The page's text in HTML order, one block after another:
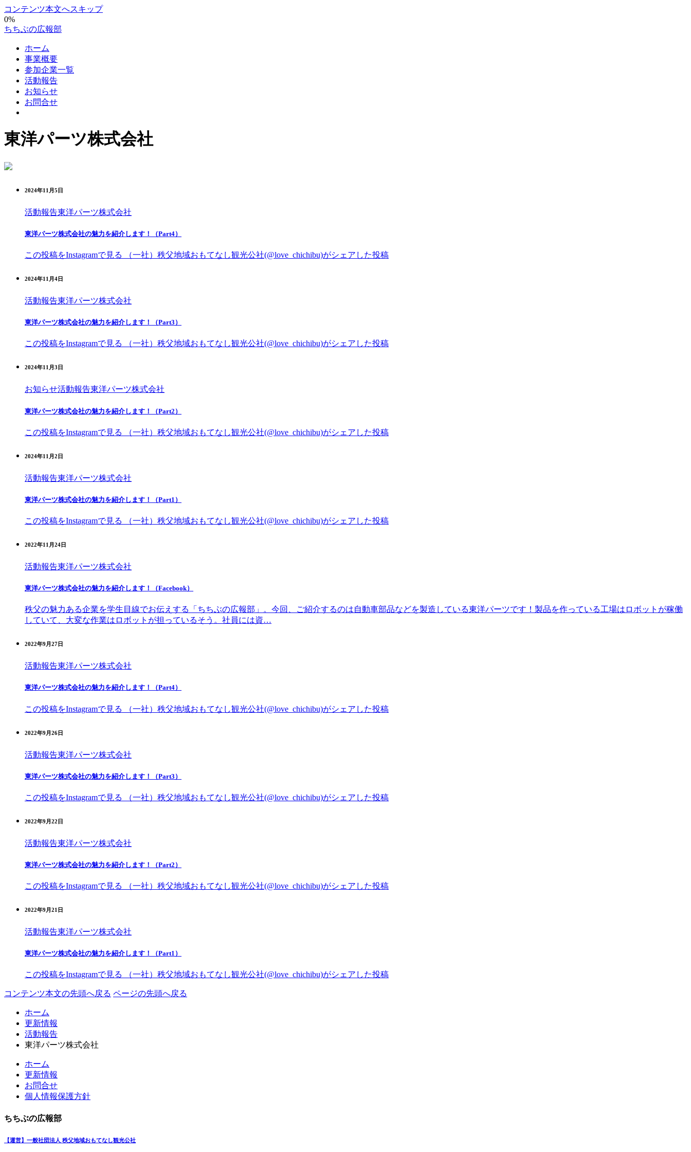
コンテンツ本文へスキップ
0%
ちちぶの広報部
ホーム
事業概要
参加企業一覧
活動報告
お知らせ
お問合せ
東洋パーツ株式会社
2024年11月5日
活動報告東洋パーツ株式会社
東洋パーツ株式会社の魅力を紹介します！（Part4）
この投稿をInstagramで見る （一社）秩父地域おもてなし観光公社(@love_chichibu)がシェアした投稿
2024年11月4日
活動報告東洋パーツ株式会社
東洋パーツ株式会社の魅力を紹介します！（Part3）
この投稿をInstagramで見る （一社）秩父地域おもてなし観光公社(@love_chichibu)がシェアした投稿
2024年11月3日
お知らせ活動報告東洋パーツ株式会社
東洋パーツ株式会社の魅力を紹介します！（Part2）
この投稿をInstagramで見る （一社）秩父地域おもてなし観光公社(@love_chichibu)がシェアした投稿
2024年11月2日
活動報告東洋パーツ株式会社
東洋パーツ株式会社の魅力を紹介します！（Part1）
この投稿をInstagramで見る （一社）秩父地域おもてなし観光公社(@love_chichibu)がシェアした投稿
2022年11月24日
活動報告東洋パーツ株式会社
東洋パーツ株式会社の魅力を紹介します！（Facebook）
秩父の魅力ある企業を学生目線でお伝えする「ちちぶの広報部」。今回、ご紹介するのは自動車部品などを製造している東洋パーツです！製品を作っている工場はロボットが稼働
していて、大変な作業はロボットが担っているそう。社員には資…
2022年9月27日
活動報告東洋パーツ株式会社
東洋パーツ株式会社の魅力を紹介します！（Part4）
この投稿をInstagramで見る （一社）秩父地域おもてなし観光公社(@love_chichibu)がシェアした投稿
2022年9月26日
活動報告東洋パーツ株式会社
東洋パーツ株式会社の魅力を紹介します！（Part3）
この投稿をInstagramで見る （一社）秩父地域おもてなし観光公社(@love_chichibu)がシェアした投稿
2022年9月22日
活動報告東洋パーツ株式会社
東洋パーツ株式会社の魅力を紹介します！（Part2）
この投稿をInstagramで見る （一社）秩父地域おもてなし観光公社(@love_chichibu)がシェアした投稿
2022年9月21日
活動報告東洋パーツ株式会社
東洋パーツ株式会社の魅力を紹介します！（Part1）
この投稿をInstagramで見る （一社）秩父地域おもてなし観光公社(@love_chichibu)がシェアした投稿
コンテンツ本文の先頭へ戻る ページの先頭へ戻る
ホーム
更新情報
活動報告
東洋パーツ株式会社
ホーム
更新情報
お問合せ
個人情報保護方針
ちちぶの広報部
【運営】一般社団法人 秩父地域おもてなし観光公社